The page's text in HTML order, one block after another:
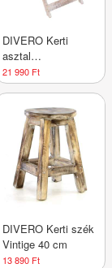
DIVERO Kerti
asztal
összecsukható
égetett 50 cm
21 990 Ft
DIVERO Kerti szék
Vintige 40 cm
13 890 Ft